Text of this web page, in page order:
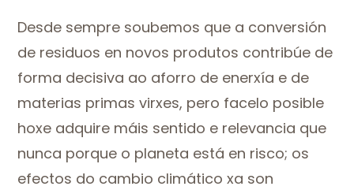
Desde sempre soubemos que a conversión
de residuos en novos produtos contribúe de
forma decisiva ao aforro de enerxía e de
materias primas virxes, pero facelo posible
hoxe adquire máis sentido e relevancia que
nunca porque o planeta está en risco; os
efectos do cambio climático xa son